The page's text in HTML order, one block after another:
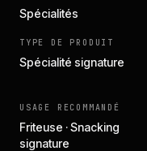
Spécialités
TYPE DE PRODUIT
Spécialité signature
USAGE RECOMMANDÉ
Friteuse · Snacking
signature